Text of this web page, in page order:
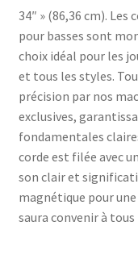
34″ » (86,36 cm). Les
pour basses sont
choix idéal pour les
et tous les styles.
précision par nos
exclusives,
fondamentales
corde est filée avec
son clair et
magnétique pour
saura convenir à tous